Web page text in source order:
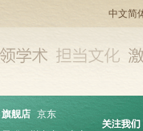
中文简
旗舰店 京东